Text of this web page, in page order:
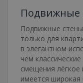
Подвижные
Подвижные
только для
в элегантном
чем
смещения
имеется широкая